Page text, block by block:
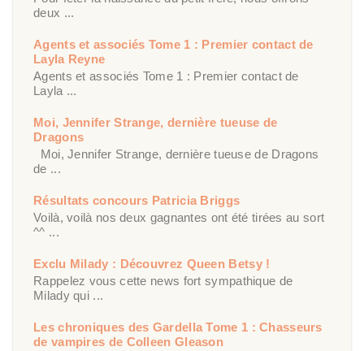
deux ...
Agents et associés Tome 1 : Premier contact de
Layla Reyne
Agents et associés Tome 1 : Premier contact de
Layla ...
Moi, Jennifer Strange, dernière tueuse de
Dragons
Moi, Jennifer Strange, dernière tueuse de Dragons
de ...
Résultats concours Patricia Briggs
Voilà, voilà nos deux gagnantes ont été tirées au sort
^^ ...
Exclu Milady : Découvrez Queen Betsy !
Rappelez vous cette news fort sympathique de
Milady qui ...
Les chroniques des Gardella Tome 1 : Chasseurs
de vampires de Colleen Gleason